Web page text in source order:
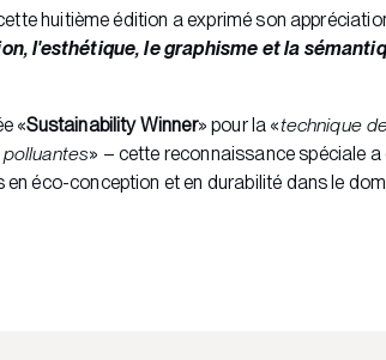
huitième édition a exprimé son
l'esthétique, le graphisme et la
«Sustainability Winner» pour la «technique
» – cette reconnaissance spéciale a
éco-conception et en durabilité dans le